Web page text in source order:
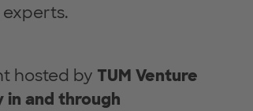
hosted by TUM Venture
in and through